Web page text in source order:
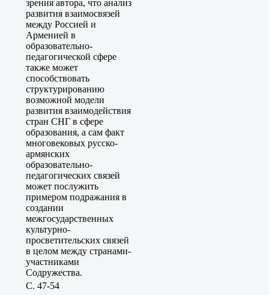
зрения автора, что анализ
развития взаимосвязей
между Россией и
Арменией в
образовательно-
педагогической сфере
также может
способствовать
структурированию
возможной модели
развития взаимодействия
стран СНГ в сфере
образования, а сам факт
многовековых русско-
армянских
образовательно-
педагогических связей
может послужить
примером подражания в
создании
межгосударственных
культурно-
просветительских связей
в целом между странами-
участниками
Содружества.
C. 47-54